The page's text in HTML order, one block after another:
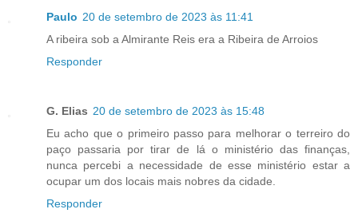
Paulo 20 de setembro de 2023 às 11:41
A ribeira sob a Almirante Reis era a Ribeira de Arroios
Responder
G. Elias 20 de setembro de 2023 às 15:48
Eu acho que o primeiro passo para melhorar o terreiro do
paço passaria por tirar de lá o ministério das finanças,
nunca percebi a necessidade de esse ministério estar a
ocupar um dos locais mais nobres da cidade.
Responder